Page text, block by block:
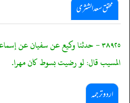
محقق سعد الشثری
٣٨٩٢٥ - حدثنا وكيع عن سفيان عن
المسيب قال: لو رضيت بسوط كان مهرا.
اردو ترجمہ